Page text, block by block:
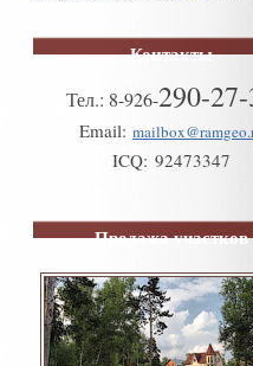
Контакты
Тел.: 8-926-290-
Email:
ICQ: 92473347
Продажа участков